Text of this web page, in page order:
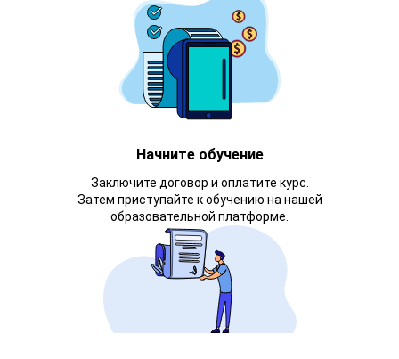
Начните обучение
Заключите договор и оплатите курс.
Затем приступайте к обучению на нашей
образовательной платформе.